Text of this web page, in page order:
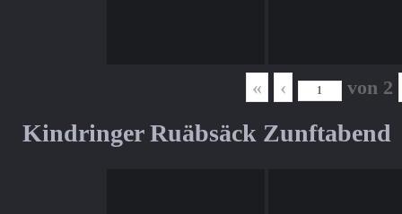
« ‹ von 2
Kindringer Ruäbsäck Zunftabend